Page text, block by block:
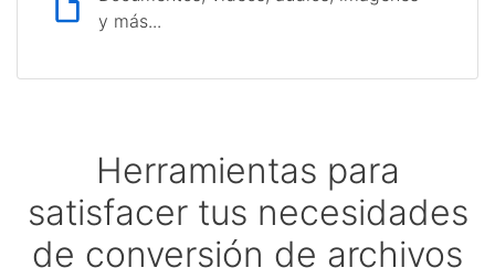
y más...
Herramientas para
satisfacer tus necesidades
de conversión de archivos